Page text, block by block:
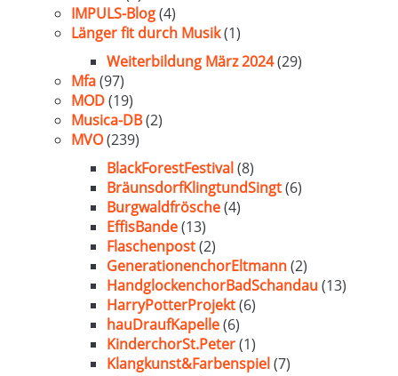
IMPULS-Blog(4)
Länger fit durch Musik(1)
Weiterbildung März 2024(29)
Mfa(97)
MOD(19)
Musica-DB(2)
MVO(239)
BlackForestFestival(8)
BräunsdorfKlingtundSingt(6)
Burgwaldfrösche(4)
EffisBande(13)
Flaschenpost(2)
GenerationenchorEltmann(2)
HandglockenchorBadSchandau(13)
HarryPotterProjekt(6)
hauDraufKapelle(6)
KinderchorSt.Peter(1)
Klangkunst&Farbenspiel(7)